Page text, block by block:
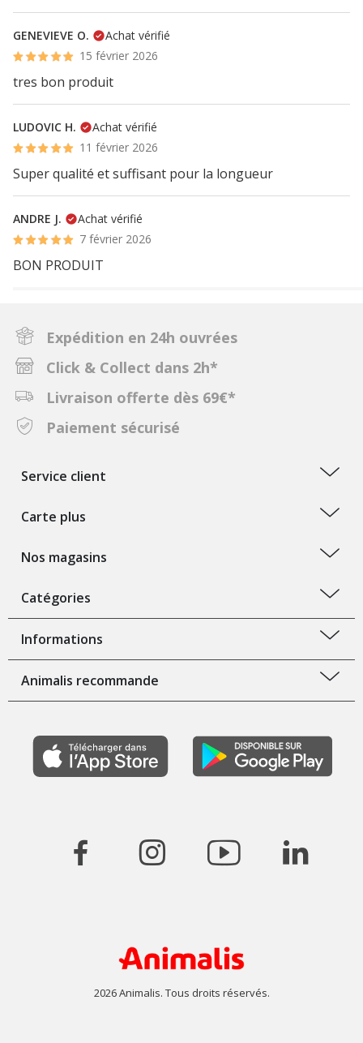
GENEVIEVE O.
Achat vérifié
15 février 2026
tres bon produit
LUDOVIC H.
Achat vérifié
11 février 2026
Super qualité et suffisant pour la longueur
ANDRE J.
Achat vérifié
7 février 2026
BON PRODUIT
Expédition en 24h ouvrées
Click & Collect dans 2h*
Livraison offerte dès 69€*
Paiement sécurisé
Service client
Carte plus
Nos magasins
Catégories
Informations
Animalis recommande
2026 Animalis. Tous droits réservés.